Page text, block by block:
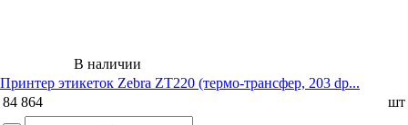
В наличии
Принтер этикеток Zebra ZT220 (термо-трансфер, 203 dp...
84 864
шт